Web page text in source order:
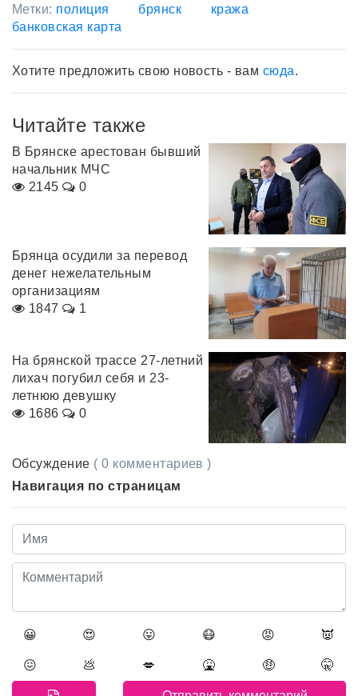
Метки: полиция брянск
кража
банковская карта
Хотите предложить свою новость - вам сюда.
Читайте также
В Брянске арестован бывший
начальник МЧС
2145
0
Брянца осудили за перевод
денег нежелательным
организациям
1847
1
На брянской трассе 27-летний
лихач погубил себя и 23-
летнюю девушку
1686
0
Обсуждение ( 0 комментариев )
Навигация по страницам
😀 😍 😛 😷 😡 👿
😖 💩 💋 🤮 🤑 🤫